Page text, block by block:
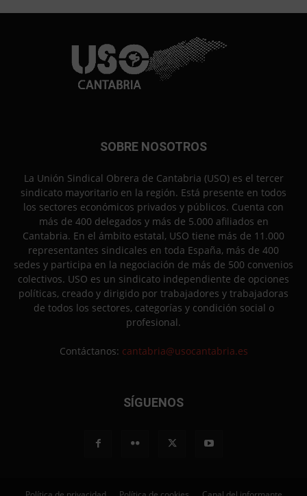
SOBRE NOSOTROS
La Unión Sindical Obrera de Cantabria (USO) es el tercer
sindicato mayoritario en la región. Está presente en todos
los sectores económicos privados y públicos. Cuenta con
más de 400 delegados y más de 5.000 afiliados en
Cantabria. En el ámbito estatal, USO tiene más de 11.000
representantes sindicales en toda España, más de 400
sedes y participa en la negociación de más de 500 convenios
colectivos. USO es un sindicato independiente de opciones
políticas, creado y dirigido por trabajadores y trabajadoras
de todos los sectores, categorías y condición social o
profesional.
Contáctanos: cantabria@usocantabria.es
SÍGUENOS